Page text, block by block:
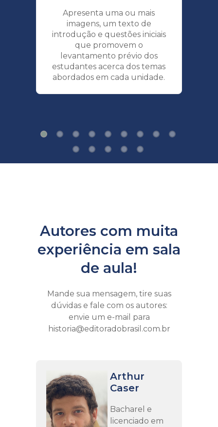
Apresenta uma ou mais
imagens, um texto de
introdução e questões iniciais
que promovem o
levantamento prévio dos
estudantes acerca dos temas
abordados em cada unidade.
Autores com muita
experiência em sala
de aula!
Mande sua mensagem, tire suas
dúvidas e fale com os autores:
envie um e-mail para
historia@editoradobrasil.com.br
Arthur
Caser
Bacharel e
licenciado em